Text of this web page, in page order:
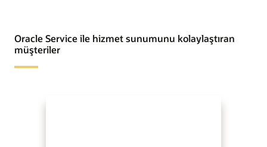
Oracle Service ile hizmet sunumunu kolaylaştıran
müşteriler